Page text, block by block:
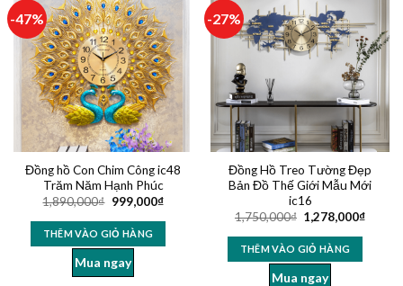
-47%
Đồng hồ Con Chim Công ic48
Trăm Năm Hạnh Phúc
1,890,000₫ 999,000₫
THÊM VÀO GIỎ HÀNG
Mua ngay
-27%
Đồng Hồ Treo Tường Đẹp
Bản Đồ Thế Giới Mẫu Mới
ic16
1,750,000₫ 1,278,000₫
THÊM VÀO GIỎ HÀNG
Mua ngay